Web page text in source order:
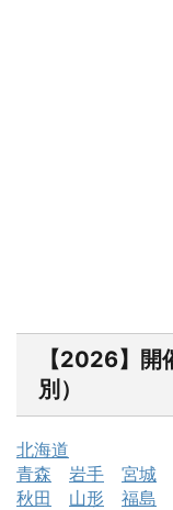
【2026】開
別）
北海道
青森
岩手
宮城
秋田
山形
福島